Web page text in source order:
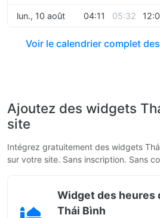
lun., 10 août 04:11 05:32
Voir le calendrier complet
Ajoutez des widgets
site
Intégrez gratuitement des widgets
sur votre site. Sans inscription. Sans
Widget des heures
Thái Bình